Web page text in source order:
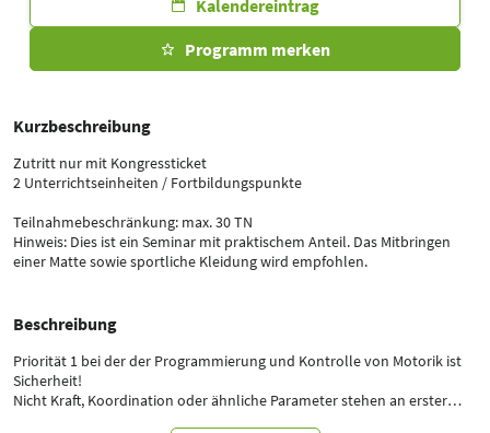
Kalendereintrag
Programm merken
Kurzbeschreibung
Zutritt nur mit Kongressticket
2 Unterrichtseinheiten / Fortbildungspunkte
Teilnahmebeschränkung: max. 30 TN
Hinweis: Dies ist ein Seminar mit praktischem Anteil. Das Mitbringen
einer Matte sowie sportliche Kleidung wird empfohlen.
Beschreibung
Priorität 1 bei der der Programmierung und Kontrolle von Motorik ist
Sicherheit!
Nicht Kraft, Koordination oder ähnliche Parameter stehen an erster